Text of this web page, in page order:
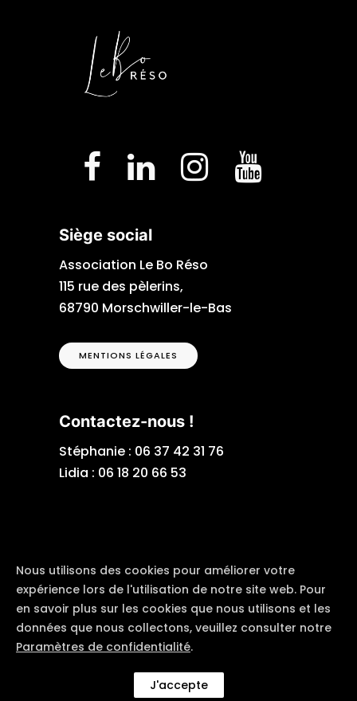
Siège social
Association Le Bo Réso
115 rue des pèlerins,
68790 Morschwiller-le-Bas
MENTIONS LÉGALES
Contactez-nous !
Stéphanie : 06 37 42 31 76
Lidia : 06 18 20 66 53
© Depuis 2006KAREDESS- Création
de sites internet à Mulhouse
Nous utilisons des cookies pour améliorer votre
expérience lors de l'utilisation de notre site web. Pour
en savoir plus sur les cookies que nous utilisons et les
données que nous collectons, veuillez consulter notre
Paramètres de confidentialité.
J'accepte